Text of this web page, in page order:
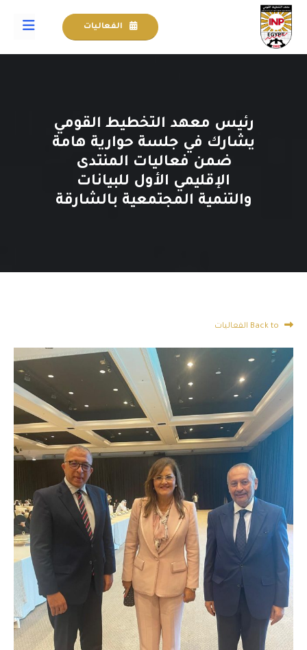
الفعاليات
رئيس معهد التخطيط القومي
يشارك في جلسة حوارية هامة
ضمن فعاليات المنتدى
الإقليمي الأول للبيانات
والتنمية المجتمعية بالشارقة